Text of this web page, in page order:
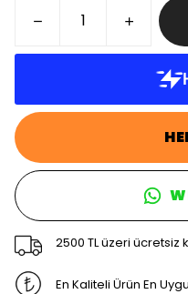
2500 TL üzeri ücretsiz
En Kaliteli Ürün En